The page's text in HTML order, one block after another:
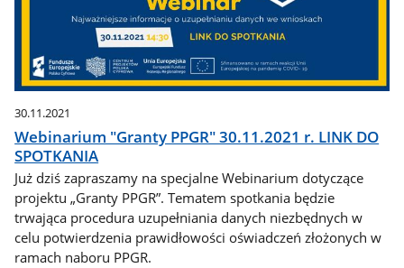
30.11.2021
Webinarium "Granty PPGR" 30.11.2021 r. LINK DO
SPOTKANIA
Już dziś zapraszamy na specjalne Webinarium dotyczące
projektu „Granty PPGR”. Tematem spotkania będzie
trwająca procedura uzupełniania danych niezbędnych w
celu potwierdzenia prawidłowości oświadczeń złożonych w
ramach naboru PPGR.